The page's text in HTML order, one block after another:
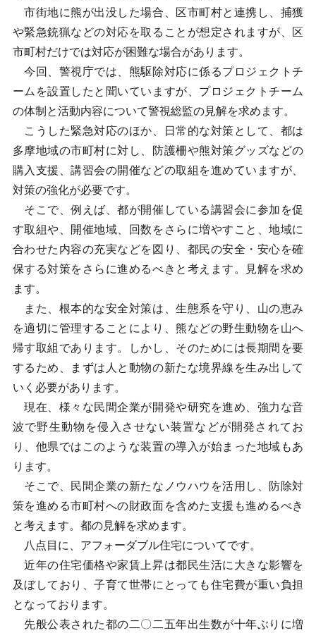
市街地に熊が出没した場合、区市町村と連携し、捕獲
や緊急銃猟などの対応を取ることが想定されますが、区
市町村だけでは対応が困難な場合があります。
今回、警視庁では、熊駆除対応に係るプロジェクトチ
ームを設置したと聞いていますが、プロジェクトチーム
の体制と活動内容について警視総監の見解を求めます。
こうした緊急対応のほか、日常的な対策として、都は
多摩地域の市町村に対し、防護柵や熊対策グッズなどの
購入支援、講習会の開催などの取組を進めていますが、
対策の強化が必要です。
そこで、例えば、都が開催している講習会に参加を促
す取組や、開催地域、回数をさらに増やすこと、地域に
合わせた内容の充実などを図り、都民の安全・安心を確
保する対策をさらに進めるべきと考えます。見解を求め
ます。
また、根本的な安全対策は、生態系を守り、山の恵み
を適切に管理することにより、熊などの野生動物を山へ
帰す取組であります。しかし、そのためには長期間を要
するため、まずは人と動物の新たな境界線を生み出して
いく必要があります。
現在、様々な民間企業が開発や研究を進め、強力な音
波で野生動物を侵入させない装置などが開発されてお
り、他県ではこのような装置の導入が始まった地域もあ
ります。
そこで、民間企業の新たなノウハウを活用し、防除対
策を進める市町村への財政面を含めた支援も進めるべき
と考えます。都の見解を求めます。
八点目に、アフォーダブル住宅についてです。
近年の住宅価格や家賃上昇は都民生活に大きな影響を
及ぼしており、子育て世帯にとっても住宅費が重い負担
となっております。
先般公表された都の二〇二五年出生数が十年ぶりに増